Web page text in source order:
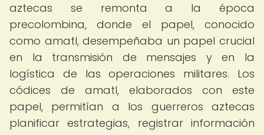
aztecas se remonta a la época
precolombina, donde el papel, conocido
como amatl, desempeñaba un papel crucial
en la transmisión de mensajes y en la
logística de las operaciones militares. Los
códices de amatl, elaborados con este
papel, permitían a los guerreros aztecas
planificar estrategias, registrar información